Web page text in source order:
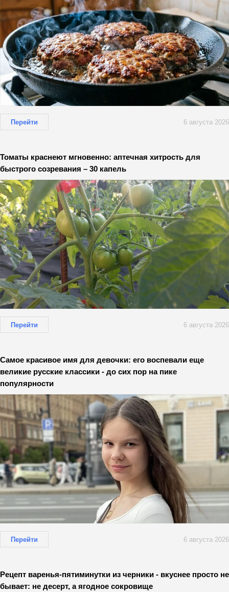
Перейти 6 августа 2026
Томаты краснеют мгновенно: аптечная хитрость для
быстрого созревания – 30 капель
Перейти 6 августа 2026
Самое красивое имя для девочки: его воспевали еще
великие русские классики - до сих пор на пике
популярности
Перейти 6 августа 2026
Рецепт варенья-пятиминутки из черники - вкуснее просто не
бывает: не десерт, а ягодное сокровище